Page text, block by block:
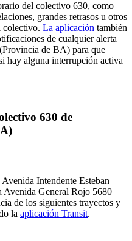
del colectivo 630, como
grandes retrasos u otros
colectivo. La aplicación también
de cualquier alerta
de BA) para que
hay alguna interrupción activa
630 de
Intendente Esteban
Avenida General Rojo 5680
de los siguientes trayectos y
la aplicación Transit.